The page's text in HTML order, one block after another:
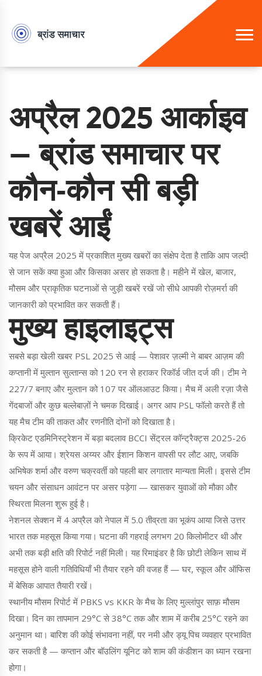
अप्रैल 2025 आर्काइव
— ब्रांड समाचार पर
कौन‑कौन सी बड़ी
खबरें आईं
यह पेज अप्रैल 2025 में प्रकाशित मुख्य खबरों का संक्षेप देता है ताकि आप जल्दी
से जान सकें क्या हुआ और किसका असर हो सकता है। महीने में खेल, बाजार,
मौसम और प्राकृतिक घटनाओं से जुड़ी खबरें रखें जो सीधे आपकी रोज़मर्रा की
जानकारी को प्रभावित कर सकती हैं।
मुख्य हाइलाइट्स
सबसे बड़ा खेली खबर PSL 2025 से आई — पेशावर ज़ल्मी ने बाबर आज़म की
कप्तानी में मुल्तान सुल्तान्स को 120 रन से हराकर रिकॉर्ड जीत दर्ज की। टीम ने
227/7 बनाए और मुल्तान को 107 पर ऑलआउट किया। मैच में अली रज़ा जैसे
गेंदबाजों और कुछ बल्लेबाज़ों ने चमक दिखाई। अगर आप PSL फॉलो करते हैं तो
यह मैच टीम की ताकत और रणनीति दोनों को दिखाता है।
क्रिकेट एडमिनिस्ट्रेशन में बड़ा बदलाव BCCI सेंट्रल कॉन्ट्रैक्ट्स 2025-26
के रूप में आया। श्रेयस अय्यर और ईशान किशन वापसी पर लौट आए, जबकि
अभिषेक शर्मा और वरुण चक्रवर्ती को पहली बार लगातार मान्यता मिली। इससे टीम
चयन और संसाधन आवंटन पर असर पड़ेगा — खासकर युवाओं को मौका और
स्थिरता मिलना शुरू हुई है।
नेशनल सेक्शन में 4 अप्रैल को नेपाल में 5.0 तीव्रता का भूकंप आया जिसे उत्तर
भारत तक महसूस किया गया। घटना की गहराई लगभग 20 किलोमीटर थी और
अभी तक बड़ी क्षति की रिपोर्ट नहीं मिली। यह रिमाइंडर है कि छोटी लेकिन साथ में
महसूस होने वाली गतिविधियाँ भी तैयार रहने की वजह हैं — घर, स्कूल और ऑफिस
में बेसिक आपात तैयारी रखें।
स्थानीय मौसम रिपोर्ट में PBKS vs KKR के मैच के लिए मुल्लांपुर साफ़ मौसम
दिखा। दिन का तापमान 29°C से 38°C तक और शाम में करीब 25°C रहने का
अनुमान था। बारिश की कोई संभावना नहीं, पर नमी और ड्यू पिच व्यवहार प्रभावित
कर सकती है — कप्तान और बॉउलिंग यूनिट को शाम की कंडीशन का ध्यान रखना
होगा।